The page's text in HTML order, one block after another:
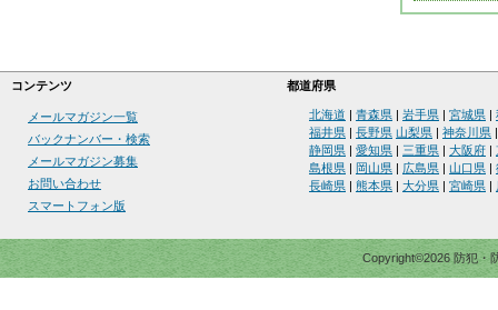
コンテンツ 都道府県
メールマガジン一覧
バックナンバー・検索
メールマガジン募集
お問い合わせ
スマートフォン版
北海道 青森県 岩手県 宮城県
福井県
長野県 山梨県 神奈川県
静岡県
愛知県 三重県 大阪府
島根県
岡山県 広島県 山口県
長崎県
熊本県 大分県 宮崎県
Copyright©2026 防犯・